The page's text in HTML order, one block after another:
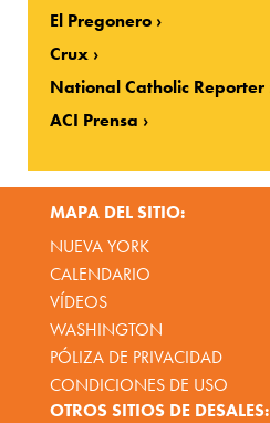
El Pregonero
Crux
National Catholic Reporter
ACI Prensa
MAPA DEL SITIO:
NUEVA YORK
CALENDARIO
VÍDEOS
WASHINGTON
PÓLIZA DE PRIVACIDAD
CONDICIONES DE USO
OTROS SITIOS DE DESALES: